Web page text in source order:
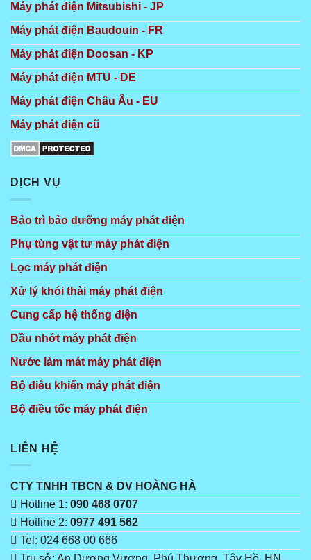
Máy phát điện Mitsubishi - JP
Máy phát điện Baudouin - FR
Máy phát điện Doosan - KP
Máy phát điện MTU - DE
Máy phát điện Châu Âu - EU
Máy phát điện cũ
DỊCH VỤ
Bảo trì bảo dưỡng máy phát điện
Phụ tùng vật tư máy phát điện
Lọc máy phát điện
Xử lý khói thải máy phát điện
Cung cấp hệ thống điện
Dầu nhớt máy phát điện
Nước làm mát máy phát điện
Bộ điêu khiển máy phát điện
Bộ điều tốc máy phát điện
LIÊN HỆ
CTY TNHH TBCN & DV HOÀNG HÀ
Hotline 1: 090 468 0707
Hotline 2: 0977 491 562
Tel: 024 668 00 666